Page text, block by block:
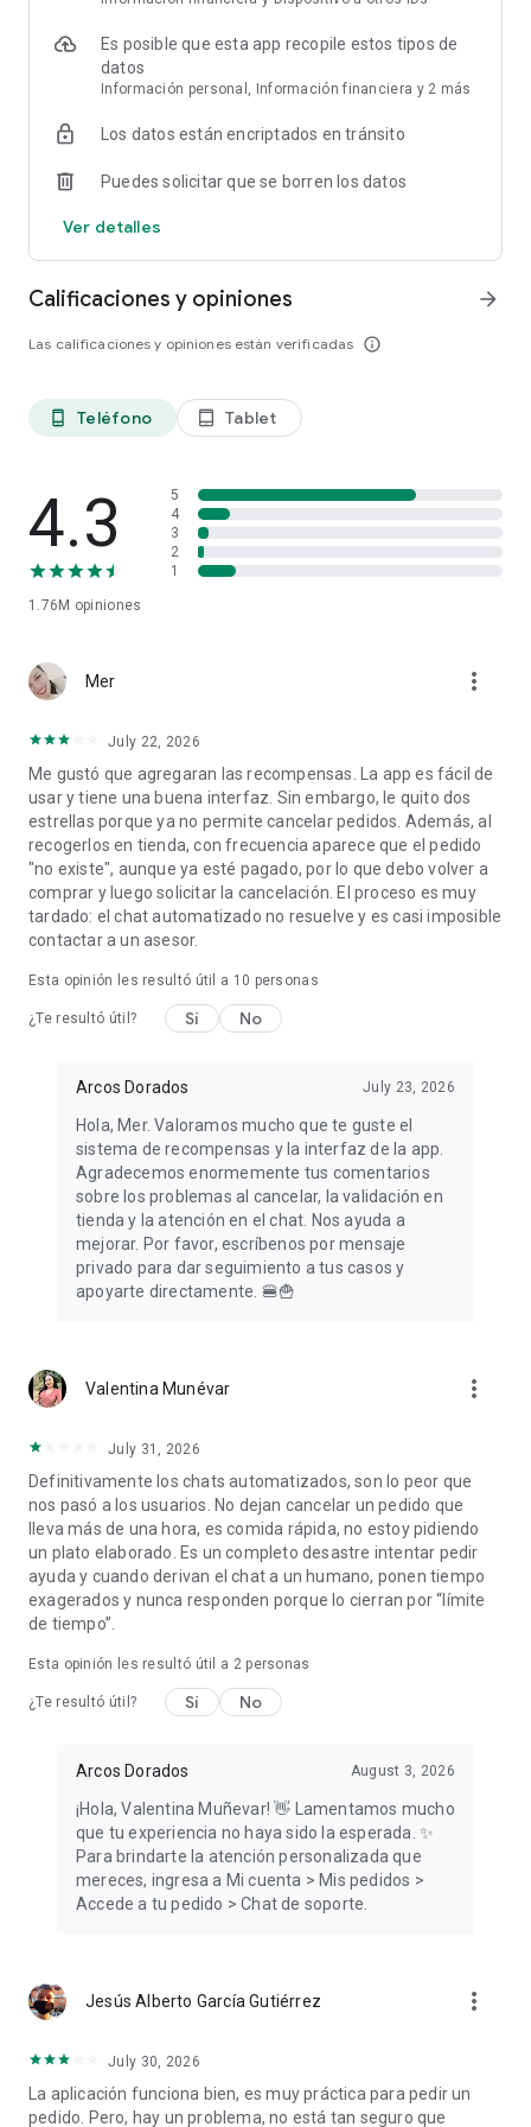
Francesa, Martinica, México, Panamá, Perú, Puerto Rico,
Trinidad y Tobago, Uruguay y Venezuela*.
que ofrece la app de McDonald’s! ¡La felicidad en forma de
localizador de restaurantes y informaciones nutricionales.
Es posible que esta app recopile estos tipos de
datos
Información personal, Información financiera y 2 más
Los datos están encriptados en tránsito
Puedes solicitar que se borren los datos
Ver detalles
Calificaciones y opiniones
Las calificaciones y opiniones están verificadas info_outline
arrow_forward
phone_android Teléfono tablet_android Tablet
4.3
1.76M opiniones
5
4
3
2
1
Mer more_vert
July 22, 2026
Me gustó que agregaran las recompensas. La app es fácil de
usar y tiene una buena interfaz. Sin embargo, le quito dos
estrellas porque ya no permite cancelar pedidos. Además, al
recogerlos en tienda, con frecuencia aparece que el pedido
"no existe", aunque ya esté pagado, por lo que debo volver a
comprar y luego solicitar la cancelación. El proceso es muy
tardado: el chat automatizado no resuelve y es casi imposible
contactar a un asesor.
Esta opinión les resultó útil a 10 personas
¿Te resultó útil? Sí No
Arcos Dorados July 23, 2026
Hola, Mer. Valoramos mucho que te guste el
sistema de recompensas y la interfaz de la app.
Agradecemos enormemente tus comentarios
sobre los problemas al cancelar, la validación en
tienda y la atención en el chat. Nos ayuda a
mejorar. Por favor, escríbenos por mensaje
privado para dar seguimiento a tus casos y
apoyarte directamente. 🍔🍟
Valentina Munévar more_vert
July 31, 2026
Definitivamente los chats automatizados, son lo peor que
nos pasó a los usuarios. No dejan cancelar un pedido que
lleva más de una hora, es comida rápida, no estoy pidiendo
un plato elaborado. Es un completo desastre intentar pedir
ayuda y cuando derivan el chat a un humano, ponen tiempo
exagerados y nunca responden porque lo cierran por “límite
de tiempo”.
Esta opinión les resultó útil a 2personas
¿Te resultó útil? Sí No
Arcos Dorados August 3, 2026
¡Hola, Valentina Muñevar! 👋 Lamentamos mucho
que tu experiencia no haya sido la esperada. ✨
Para brindarte la atención personalizada que
mereces, ingresa a Mi cuenta > Mis pedidos >
Accede a tu pedido > Chat de soporte.
Jesús Alberto García Gutiérrez more_vert
July 30, 2026
La aplicación funciona bien, es muy práctica para pedir un
pedido. Pero, hay un problema, no está tan seguro que